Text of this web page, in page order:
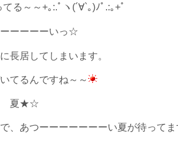
る～～+｡:.ﾟヽ(´∀`｡)ﾉﾟ.:｡+ﾟ
ーーーーいっ☆
長居してしまいます。
てるんですね～～
夏★☆
、あつーーーーーーーい夏が待って